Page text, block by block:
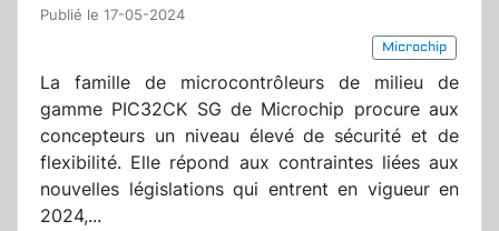
Publié le 17-05-2024
Microchip
La famille de microcontrôleurs de milieu de
gamme PIC32CK SG de Microchip procure aux
concepteurs un niveau élevé de sécurité et de
flexibilité. Elle répond aux contraintes liées aux
nouvelles législations qui entrent en vigueur en
2024,...